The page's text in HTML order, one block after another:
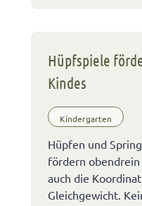
Hüpfspiele
Kindes
Kindergarten
Hüpfen und
fördern
auch die
Gleichgewicht.